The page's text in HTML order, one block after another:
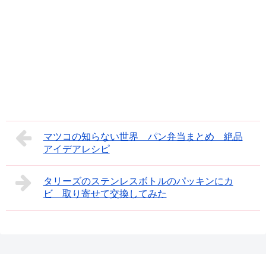
マツコの知らない世界 パン弁当まとめ 絶品
アイデアレシピ
タリーズのステンレスボトルのパッキンにカ
ビ 取り寄せて交換してみた